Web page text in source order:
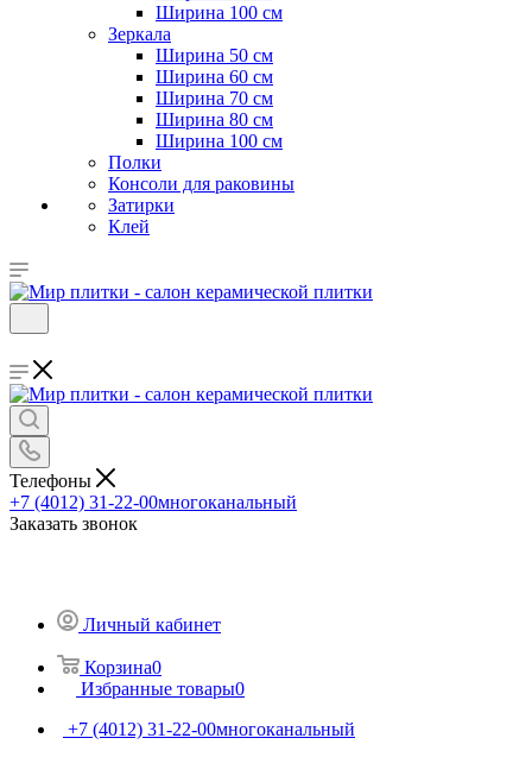
Ширина 100 см
Зеркала
Ширина 50 см
Ширина 60 см
Ширина 70 см
Ширина 80 см
Ширина 100 см
Полки
Консоли для раковины
Затирки
Клей
Телефоны
+7 (4012) 31-22-00многоканальный
Заказать звонок
Личный кабинет
Корзина0
Избранные товары0
+7 (4012) 31-22-00многоканальный